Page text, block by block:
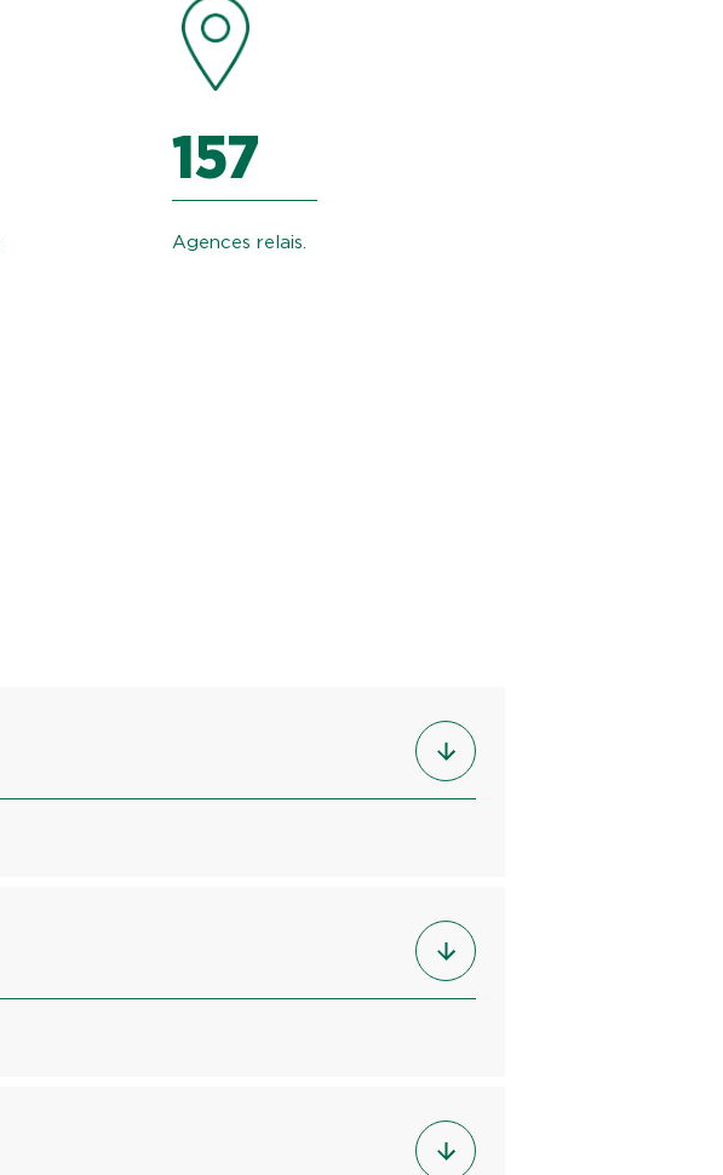
157
Agences relais.